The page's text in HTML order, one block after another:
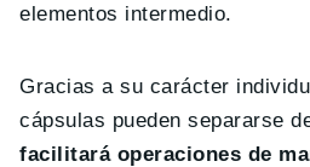
elementos intermedio.
Gracias a su carácter
cápsulas pueden separarse
facilitará operaciones de